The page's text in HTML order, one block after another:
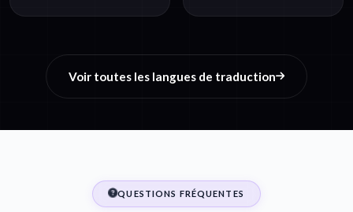
Voir toutes les langues de traduction
QUESTIONS FRÉQUENTES